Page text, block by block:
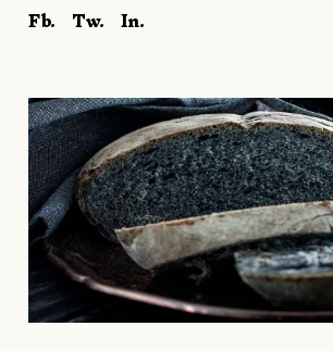
Fb. Tw. In.